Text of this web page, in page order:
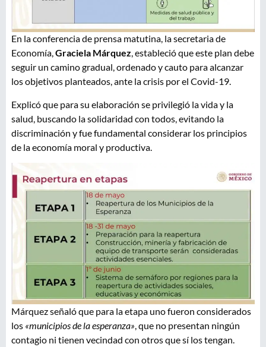
En la conferencia de prensa matutina, la secretaria de
Economía,Graciela Márquez, estableció que este plan debe
seguir un camino gradual, ordenado y cauto para alcanzar
los objetivos planteados, ante la crisis por el Covid-19.
Explicó que para su elaboración se privilegió la vida y la
salud, buscando la solidaridad con todos, evitando la
discriminación y fue fundamental considerar los principios
de la economía moral y productiva.
Márquez señaló que para la etapa uno fueron considerados
los «municipios de la esperanza», que no presentan ningún
contagio ni tienen vecindad con otros que sí los tengan.